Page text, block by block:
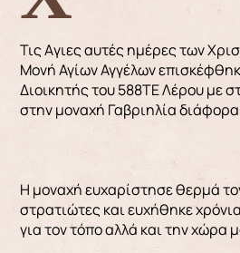
Τις Aγιες αυτές ημέρες των
Μονή Αγίων Αγγέλων
Διοικητής του 588ΤΕ Λέρου με
στην μοναχή Γαβριηλία
Η μοναχή ευχαρίστησε θερμά
στρατιώτες και ευχήθηκε
για τον τόπο αλλά και την χώρα